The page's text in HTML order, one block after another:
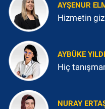
AYŞENUR
Hizmetin
AYBÜKE
Hiç
NURAY